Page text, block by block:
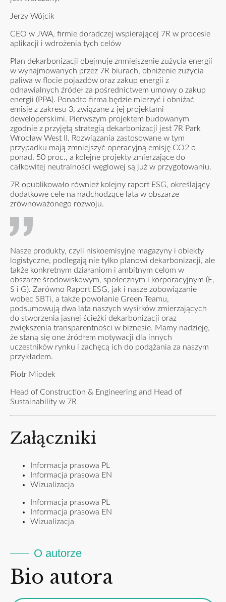
Jerzy Wójcik
CEO w JWA, firmie doradczej wspierającej 7R w procesie
aplikacji i wdrożenia tych celów
Plan dekarbonizacji obejmuje zmniejszenie zużycia energii
w wynajmowanych przez 7R biurach, obniżenie zużycia
paliwa w flocie pojazdów oraz zakup energii z
odnawialnych źródeł za pośrednictwem umowy o zakup
energii (PPA). Ponadto firma będzie mierzyć i obniżać
emisje z zakresu 3, związane z jej projektami
deweloperskimi. Pierwszym projektem budowanym
zgodnie z przyjętą strategią dekarbonizacji jest 7R Park
Wrocław West II. Rozwiązania zastosowane w tym
przypadku mają zmniejszyć operacyjną emisję CO2 o
ponad. 50 proc., a kolejne projekty zmierzające do
całkowitej neutralności węglowej są już w przygotowaniu.
7R opublikowało również kolejny raport ESG, określający
dodatkowe cele na nadchodzące lata w obszarze
zrównoważonego rozwoju.
Nasze produkty, czyli niskoemisyjne magazyny i obiekty
logistyczne, podlegają nie tylko planowi dekarbonizacji, ale
także konkretnym działaniom i ambitnym celom w
obszarze środowiskowym, społecznym i korporacyjnym (E,
S i G). Zarówno Raport ESG, jak i nasze zobowiązanie
wobec SBTi, a także powołanie Green Teamu,
podsumowują dwa lata naszych wysiłków zmierzających
do stworzenia jasnej ścieżki dekarbonizacji oraz
zwiększenia transparentności w biznesie. Mamy nadzieję,
że staną się one źródłem motywacji dla innych
uczestników rynku i zachęcą ich do podążania za naszym
przykładem.
Piotr Miodek
Head of Construction & Engineering and Head of
Sustainability w 7R
Załączniki
Informacja prasowa PL
Informacja prasowa EN
Wizualizacja
Informacja prasowa PL
Informacja prasowa EN
Wizualizacja
O autorze
Bio autora